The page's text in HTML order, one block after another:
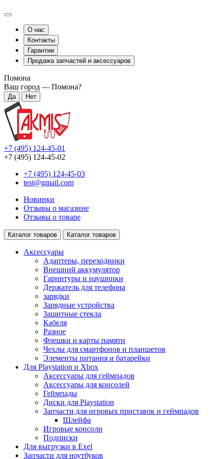
О нас
Контакты
Гарантии
Продажа запчастей и аксессуаров
Помона
Ваш город — Помона?
+7 (495) 124-45-01
+7 (495) 124-45-02
+7 (495) 124-45-03
test@gmail.com
Новинки
Отзывы о магазине
Отзывы о товаре
Каталог товаров Каталог товаров
Аксессуары
Адаптеры, переходники
Внешний аккумулятор
Гарнитуры и наушники
Держатель для телефона
зарядки
Зарядные устройства
Защитные стекла
Кабеля
Разное
Флешки и карты памяти
Чехлы для смартфонов и планшетов
Элементы питания и батарейки
Для Playstation и Xbox
Аксессуары для геймпадов
Аксессуары для консолей
Геймпады
Диски для Playstation
Запчасти для игровых приставок и геймпадов
Шлейфа
Игровые консоли
Подписки
Для выгрузки в Exel
Запчасти для ноутбуков